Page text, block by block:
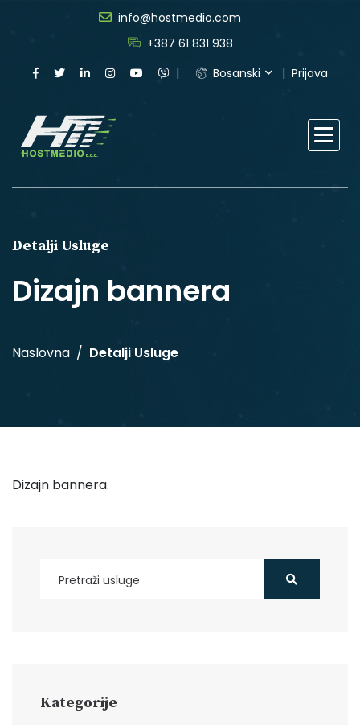
info@hostmedio.com
+387 61 831 938
Bosanski
Prijava
Detalji Usluge
Dizajn bannera
Naslovna Detalji Usluge
Dizajn bannera.
Kategorije